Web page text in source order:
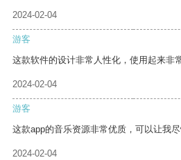
2024-02-04
游客
这款软件的设计非常人性化，使用起来非
2024-02-04
游客
这款app的音乐资源非常优质，可以让我尽
2024-02-04